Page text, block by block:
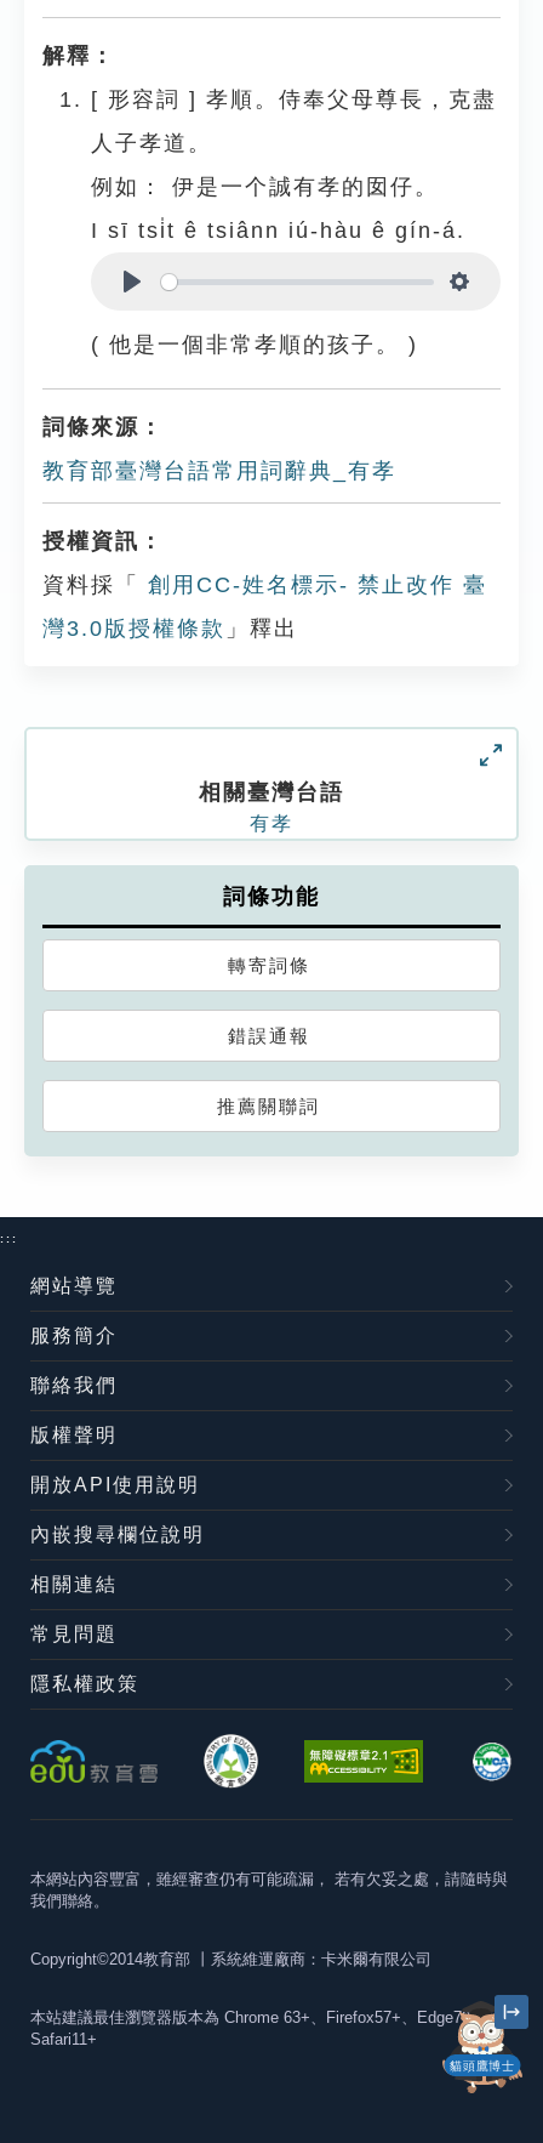
解釋：
[ 形容詞 ] 孝順。侍奉父母尊長，克盡
人子孝道。
例如：
伊是一个誠有孝的囡仔。
I sī tsi̍t ê tsiânn iú-hàu ê gín-á.
( 他是一個非常孝順的孩子。 )
詞條來源：
教育部臺灣台語常用詞辭典_有孝
授權資訊：
資料採「
創用CC-姓名標示- 禁止改作 臺
灣3.0版授權條款 」釋出
相關臺灣台語
有孝
詞條功能
轉寄詞條
錯誤通報
推薦關聯詞
貓頭鷹博士
:::
網站導覽
服務簡介
聯絡我們
版權聲明
開放API使用說明
內嵌搜尋欄位說明
相關連結
常見問題
隱私權政策
本網站內容豐富，雖經審查仍有可能疏漏， 若有欠妥之處，請隨時與
我們聯絡。
Copyright©2014教育部 丨系統維運廠商：卡米爾有限公司
本站建議最佳瀏覽器版本為 Chrome 63+、Firefox57+、Edge79+及
Safari11+